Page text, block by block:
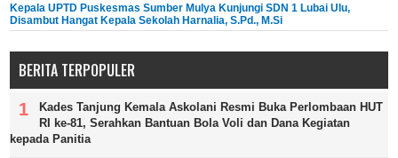
Kepala UPTD Puskesmas Sumber Mulya Kunjungi SDN 1 Lubai Ulu,
Disambut Hangat Kepala Sekolah Harnalia, S.Pd., M.Si
BERITA TERPOPULER
Kades Tanjung Kemala Askolani Resmi Buka Perlombaan HUT
RI ke-81, Serahkan Bantuan Bola Voli dan Dana Kegiatan
kepada Panitia